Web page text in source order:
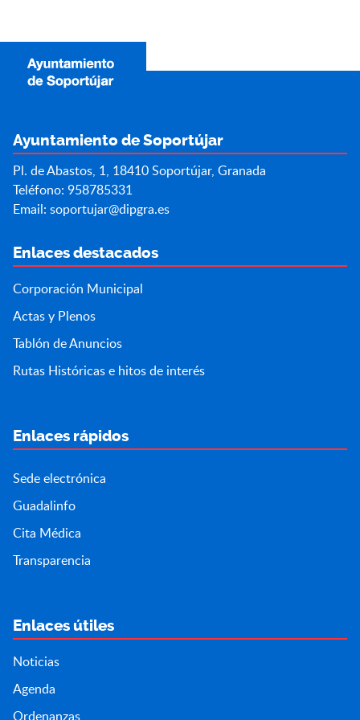
Ayuntamiento de Soportújar
Pl. de Abastos, 1, 18410 Soportújar, Granada
Teléfono: 958785331
Email: soportujar@dipgra.es
Enlaces destacados
Corporación Municipal
Actas y Plenos
Tablón de Anuncios
Rutas Históricas e hitos de interés
Enlaces rápidos
Sede electrónica
Guadalinfo
Cita Médica
Transparencia
Enlaces útiles
Noticias
Agenda
Ordenanzas